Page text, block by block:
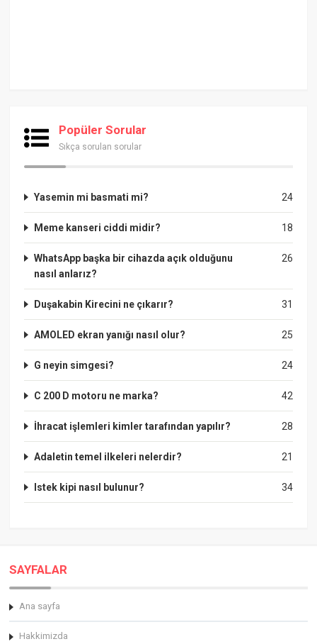
Popüler Sorular
Sıkça sorulan sorular
24
Yasemin mi basmati mi?
18
Meme kanseri ciddi midir?
26
WhatsApp başka bir cihazda açık olduğunu
nasıl anlarız?
31
Duşakabin Kirecini ne çıkarır?
25
AMOLED ekran yanığı nasıl olur?
24
G neyin simgesi?
42
C 200 D motoru ne marka?
28
İhracat işlemleri kimler tarafından yapılır?
21
Adaletin temel ilkeleri nelerdir?
34
Istek kipi nasıl bulunur?
SAYFALAR
Ana sayfa
Hakkimizda